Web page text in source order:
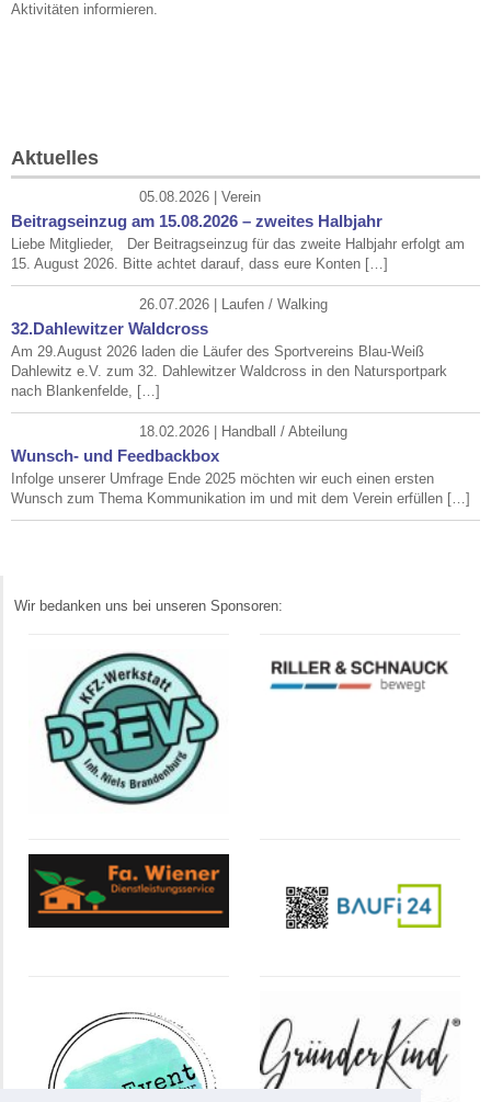
Aktivitäten informieren.
Aktuelles
05.08.2026 | Verein
Beitragseinzug am 15.08.2026 – zweites Halbjahr
Liebe Mitglieder, Der Beitragseinzug für das zweite Halbjahr erfolgt am
15. August 2026. Bitte achtet darauf, dass eure Konten […]
26.07.2026 | Laufen / Walking
32.Dahlewitzer Waldcross
Am 29.August 2026 laden die Läufer des Sportvereins Blau-Weiß
Dahlewitz e.V. zum 32. Dahlewitzer Waldcross in den Natursportpark
nach Blankenfelde, […]
18.02.2026 | Handball / Abteilung
Wunsch- und Feedbackbox
Infolge unserer Umfrage Ende 2025 möchten wir euch einen ersten
Wunsch zum Thema Kommunikation im und mit dem Verein erfüllen […]
Wir bedanken uns bei unseren Sponsoren: